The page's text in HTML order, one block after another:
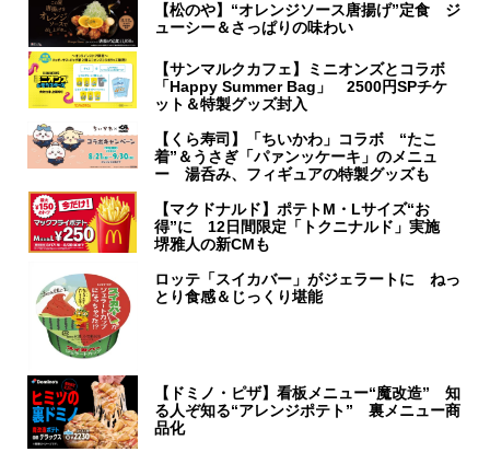
【松のや】“オレンジソース唐揚げ”定食 ジ
ューシー＆さっぱりの味わい
【サンマルクカフェ】ミニオンズとコラボ
「Happy Summer Bag」 2500円SPチケ
ット＆特製グッズ封入
【くら寿司】「ちいかわ」コラボ “たこ
着”＆うさぎ「パァンッケーキ」のメニュ
ー 湯呑み、フィギュアの特製グッズも
【マクドナルド】ポテトM・Lサイズ“お
得”に 12日間限定「トクニナルド」実施
堺雅人の新CMも
ロッテ「スイカバー」がジェラートに ねっ
とり食感＆じっくり堪能
【ドミノ・ピザ】看板メニュー“魔改造” 知
る人ぞ知る“アレンジポテト” 裏メニュー商
品化